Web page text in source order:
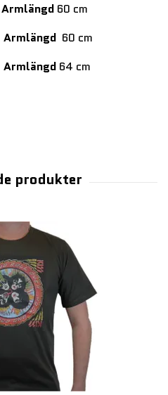
Armlängd 60 cm
Armlängd 60 cm
Armlängd 64 cm